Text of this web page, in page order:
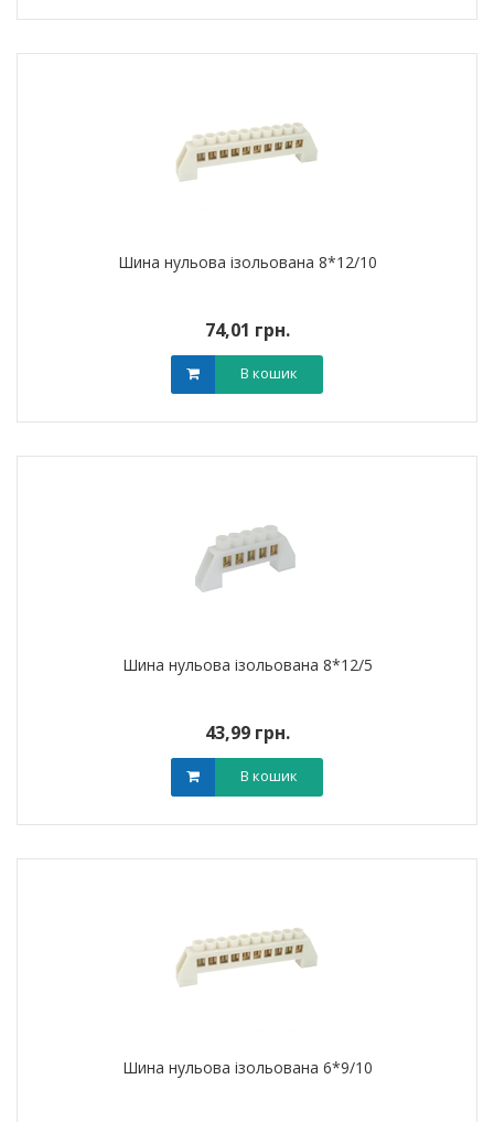
Шина нульова ізольована 8*12/10
74,01 грн.
В кошик
Шина нульова ізольована 8*12/5
43,99 грн.
В кошик
Шина нульова ізольована 6*9/10